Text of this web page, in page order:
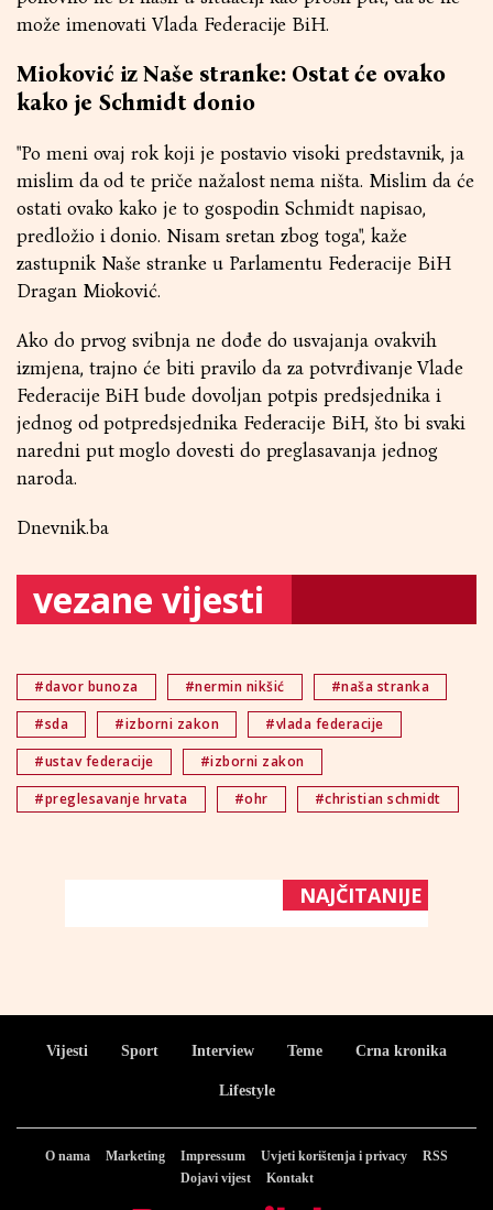
može imenovati Vlada Federacije BiH.
Mioković iz Naše stranke: Ostat će ovako
kako je Schmidt donio
"Po meni ovaj rok koji je postavio visoki predstavnik, ja
mislim da od te priče nažalost nema ništa. Mislim da će
ostati ovako kako je to gospodin Schmidt napisao,
predložio i donio. Nisam sretan zbog toga", kaže
zastupnik Naše stranke u Parlamentu Federacije BiH
Dragan Mioković.
Ako do prvog svibnja ne dođe do usvajanja ovakvih
izmjena, trajno će biti pravilo da za potvrđivanje Vlade
Federacije BiH bude dovoljan potpis predsjednika i
jednog od potpredsjednika Federacije BiH, što bi svaki
naredni put moglo dovesti do preglasavanja jednog
naroda.
Dnevnik.ba
vezane vijesti
#davor bunoza #nermin nikšić
#naša stranka
#sda
#izborni zakon
#vlada federacije
#ustav federacije
#izborni zakon
#preglesavanje hrvata
#ohr #christian schmidt
NAJČITANIJE
Vijesti Sport Interview Teme Crna kronika
Lifestyle
O nama Marketing Impressum Uvjeti korištenja i privacy
RSS
Dojavi vijest
Kontakt